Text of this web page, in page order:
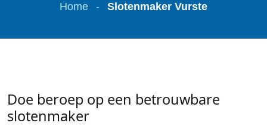
Home - Slotenmaker Vurste
Doe beroep op een betrouwbare
slotenmaker